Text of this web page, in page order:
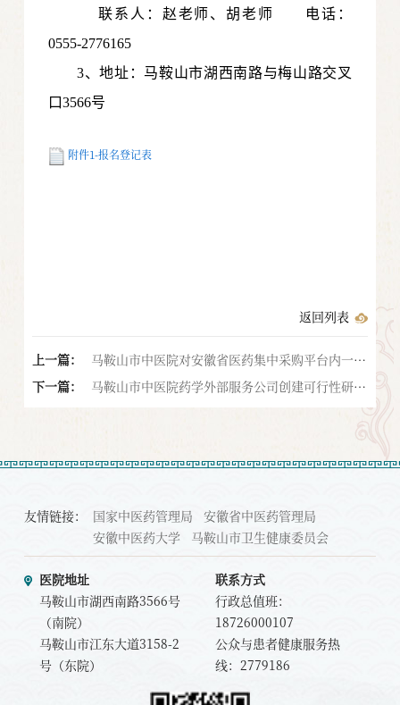
联系人：赵老师、胡老师 电话：
0555-2776165
3、地址：马鞍山市湖西南路与梅山路交叉
口3566号
附件1-报名登记表
返回列表
上一篇：
马鞍山市中医院对安徽省医药集中采购平台内一次
性使用导尿包等医用耗材询比的通告
下一篇：
马鞍山市中医院药学外部服务公司创建可行性研究
报告及1-2#、3#、5#楼财务竣工决算报告编制服
友情链接： 国家中医药管理局
安徽省中医药管理局
安徽中医药大学
马鞍山市卫生健康委员会
医院地址
马鞍山市湖西南路3566号
（南院）
马鞍山市江东大道3158-2
号（东院）
联系方式
行政总值班：
18726000107
公众与患者健康服务热
线：2779186